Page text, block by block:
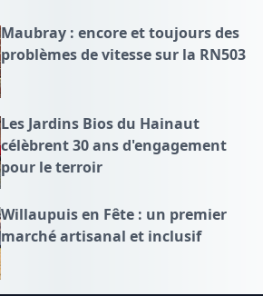
Maubray : encore et toujours des
problèmes de vitesse sur la RN503
Les Jardins Bios du Hainaut
célèbrent 30 ans d'engagement
pour le terroir
Willaupuis en Fête : un premier
marché artisanal et inclusif